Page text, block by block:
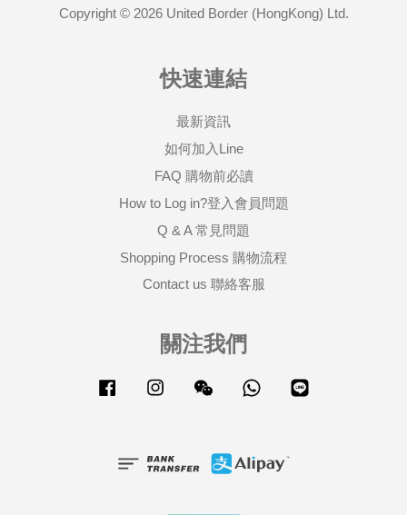
Copyright © 2026 United Border (HongKong) Ltd.
快速連結
最新資訊
如何加入Line
FAQ 購物前必讀
How to Log in?登入會員問題
Q & A 常見問題
Shopping Process 購物流程
Contact us 聯絡客服
關注我們
Facebook Instagram Wechat Whatsapp